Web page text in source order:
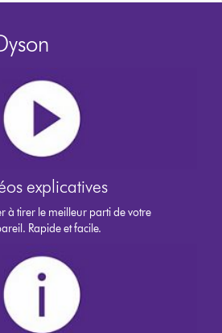
explicatives
à tirer le meilleur parti de votre
Rapide et facile.